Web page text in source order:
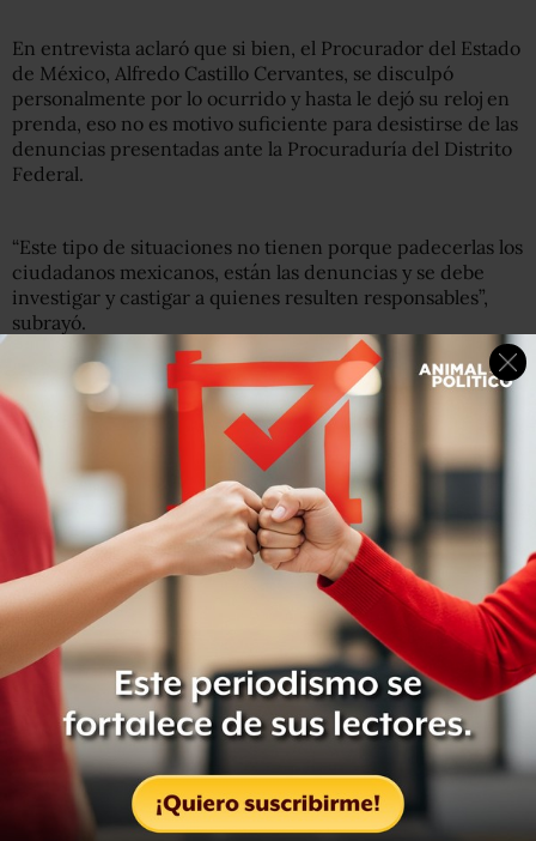
En entrevista aclaró que si bien, el Procurador del Estado
de México, Alfredo Castillo Cervantes, se disculpó
personalmente por lo ocurrido y hasta le dejó su reloj en
prenda, eso no es motivo suficiente para desistirse de las
denuncias presentadas ante la Procuraduría del Distrito
Federal.
“Este tipo de situaciones no tienen porque padecerlas los
ciudadanos mexicanos, están las denuncias y se debe
investigar y castigar a quienes resulten responsables”,
subrayó.
Recordó que la denuncia que se presentó es por el delito
de robo y lo que resulte, además de una querella por el
allanamiento de morada que cometieron los policías
mexiquenses en su vivienda la madrugada del pasado
jueves.